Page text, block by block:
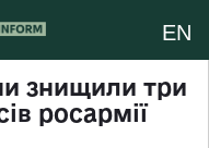
EN
знищили три
росармії